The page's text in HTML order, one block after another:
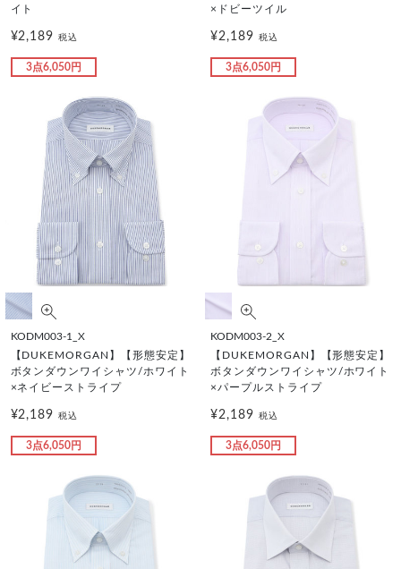
イト
¥2,189税込
3点6,050円
×ドビーツイル
¥2,189 税込
3点6,050円
KODM003-1_X
【DUKEMORGAN】【形態安定】
ボタンダウンワイシャツ/ホワイト
×ネイビーストライプ
¥2,189税込
3点6,050円
KODM003-2_X
【DUKEMORGAN】【形態安定】
ボタンダウンワイシャツ/ホワイト
×パープルストライプ
¥2,189 税込
3点6,050円